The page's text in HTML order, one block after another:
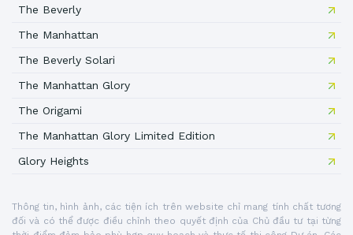
The Beverly
The Manhattan
The Beverly Solari
The Manhattan Glory
The Origami
The Manhattan Glory Limited Edition
Glory Heights
Thông tin, hình ảnh, các tiện ích trên website chỉ mang tính chất tương
đối và có thể được điều chỉnh theo quyết định của Chủ đầu tư tại từng